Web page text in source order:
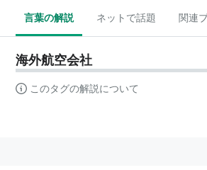
言葉の解説 ネットで話題 関連
海外航空会社
このタグの解説について